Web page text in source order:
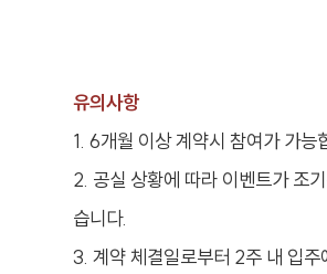
유의사항
1. 6개월 이상 계약시 참여가 가능
2. 공실 상황에 따라 이벤트가 조
습니다.
3. 계약 체결일로부터 2주 내 입주